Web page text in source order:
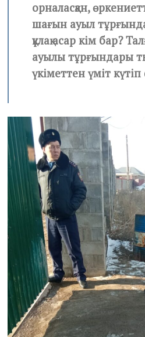
орналасқан,
шағын ауыл
құлақ асар кім бар?
ауылы тұрғындары
үкіметтен үміт